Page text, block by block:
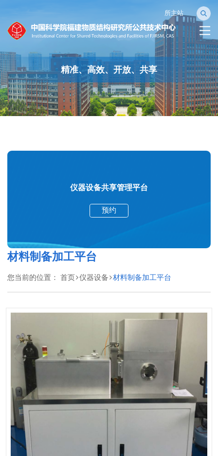
所主站
精准、高效、开放、共享
仪器设备共享管理平台
预约
材料制备加工平台
您当前的位置： 首页 仪器设备 材料制备加工平台